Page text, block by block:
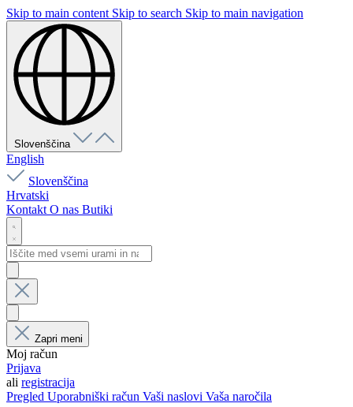
Skip to main content Skip to search Skip to main navigation
Slovenščina
English
Slovenščina
Hrvatski
Kontakt O nas Butiki
Zapri meni
Moj račun
Prijava
ali registracija
Pregled Uporabniški račun Vaši naslovi Vaša naročila